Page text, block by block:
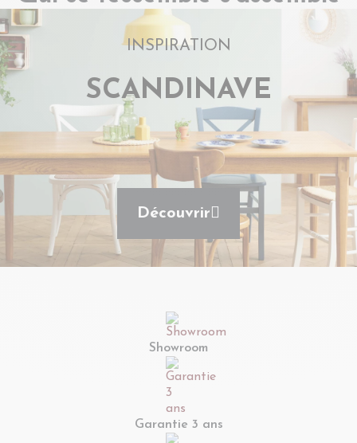
INSPIRATION
SCANDINAVE
Découvrir
Showroom
Garantie 3 ans